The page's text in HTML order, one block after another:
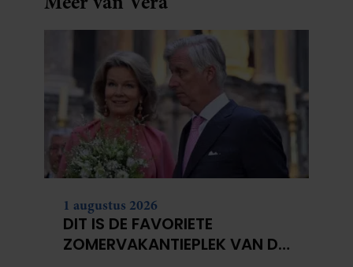
1 augustus 2026
DIT IS DE FAVORIETE
ZOMERVAKANTIEPLEK VAN DE